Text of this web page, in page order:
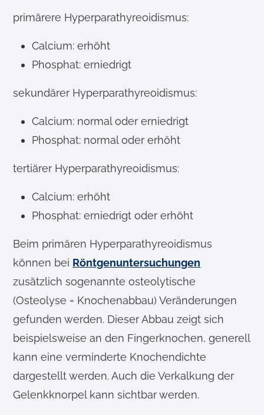
primärere Hyperparathyreoidismus:
Calcium: erhöht
Phosphat: erniedrigt
sekundärer Hyperparathyreoidismus:
Calcium: normal oder erniedrigt
Phosphat: normal oder erhöht
tertiärer Hyperparathyreoidismus:
Calcium: erhöht
Phosphat: erniedrigt oder erhöht
Beim primären Hyperparathyreoidismus
können bei Röntgenuntersuchungen
zusätzlich sogenannte osteolytische
(Osteolyse = Knochenabbau) Veränderungen
gefunden werden. Dieser Abbau zeigt sich
beispielsweise an den Fingerknochen, generell
kann eine verminderte Knochendichte
dargestellt werden. Auch die Verkalkung der
Gelenkknorpel kann sichtbar werden.